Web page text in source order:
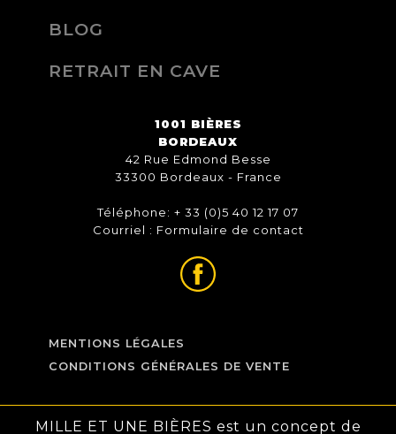
BLOG
RETRAIT EN CAVE
1001 BIÈRES
BORDEAUX
42 Rue Edmond Besse
33300 Bordeaux - France
Téléphone: + 33 (0)5 40 12 17 07
Courriel : Formulaire de contact
MENTIONS LÉGALES
CONDITIONS GÉNÉRALES DE VENTE
MILLE ET UNE BIÈRES est un concept de